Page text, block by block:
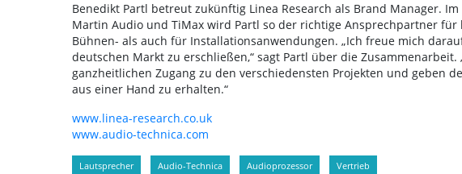
Benedikt Partl betreut zukünftig Linea Research als Brand Manager.
Martin Audio und TiMax wird Partl so der richtige Ansprechpartner
Bühnen- als auch für Installationsanwendungen. „Ich freue mich
deutschen Markt zu erschließen,“ sagt Partl über die
ganzheitlichen Zugang zu den verschiedensten Projekten und geben
aus einer Hand zu erhalten.“
www.linea-research.co.uk
www.audio-technica.com
Lautsprecher Audio-Technica Audioprozessor Vertrieb